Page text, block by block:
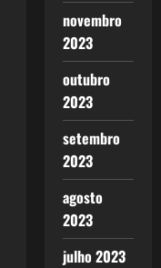
novembro
2023
outubro
2023
setembro
2023
agosto
2023
julho 2023